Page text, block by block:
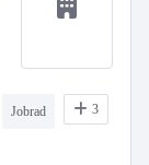
Jobrad 3